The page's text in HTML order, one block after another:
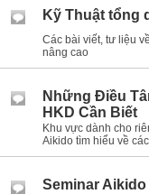
Kỹ Thuật tổng
Các bài viết, tư liệu
nâng cao
Những Điều
HKD Cần Biết
Khu vực dành cho
Aikido tìm hiểu về
Seminar Aikido